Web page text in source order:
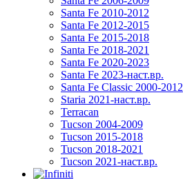
Santa Fe 2010-2012
Santa Fe 2012-2015
Santa Fe 2015-2018
Santa Fe 2018-2021
Santa Fe 2020-2023
Santa Fe 2023-наст.вр.
Santa Fe Classic 2000-2012
Staria 2021-наст.вр.
Terracan
Tucson 2004-2009
Tucson 2015-2018
Tucson 2018-2021
Tucson 2021-наст.вр.